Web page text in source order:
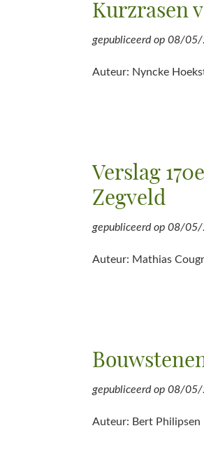
Kurzrasen
gepubliceerd op 08/05/
Auteur: Nyncke
Verslag
Zegveld
gepubliceerd op 08/05/
Auteur: Mathias
gepubliceerd op 08/05/
Auteur: Bert Philipsen